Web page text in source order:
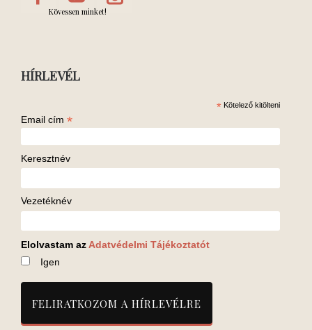
Kövessen minket!
HÍRLEVÉL
* Kötelező kitölteni
Email cím *
Keresztnév
Vezetéknév
Elolvastam az Adatvédelmi Tájékoztatót
Igen